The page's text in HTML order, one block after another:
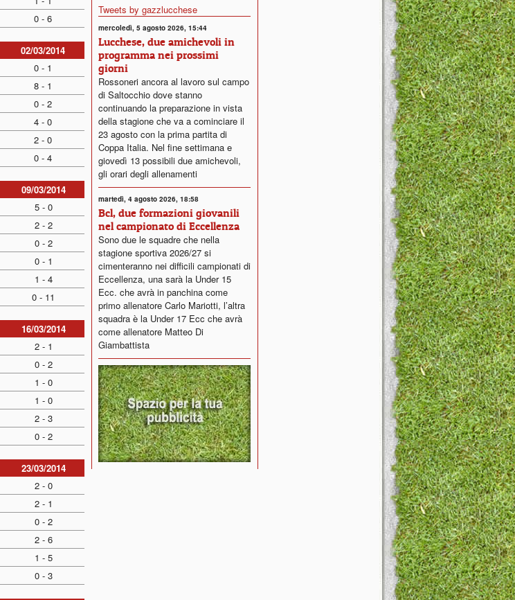
0 - 6
02/03/2014
0 - 1
8 - 1
0 - 2
4 - 0
2 - 0
0 - 4
09/03/2014
5 - 0
2 - 2
0 - 2
0 - 1
1 - 4
0 - 11
16/03/2014
2 - 1
0 - 2
1 - 0
1 - 0
2 - 3
0 - 2
23/03/2014
2 - 0
2 - 1
0 - 2
2 - 6
1 - 5
0 - 3
Tweets by gazzlucchese
mercoledì, 5 agosto 2026, 15:44
Lucchese, due amichevoli in
programma nei prossimi
giorni
Rossoneri ancora al lavoro sul campo
di Saltocchio dove stanno
continuando la preparazione in vista
della stagione che va a cominciare il
23 agosto con la prima partita di
Coppa Italia. Nel fine settimana e
giovedì 13 possibili due amichevoli,
gli orari degli allenamenti
martedì, 4 agosto 2026, 18:58
Bcl, due formazioni giovanili
nel campionato di Eccellenza
Sono due le squadre che nella
stagione sportiva 2026/27 si
cimenteranno nei difficili campionati di
Eccellenza, una sarà la Under 15
Ecc. che avrà in panchina come
primo allenatore Carlo Mariotti, l’altra
squadra è la Under 17 Ecc che avrà
come allenatore Matteo Di
Giambattista